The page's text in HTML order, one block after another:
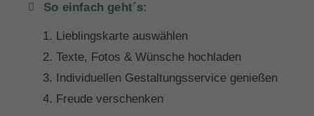
So einfach geht´s:
Lieblingskarte auswählen
Texte, Fotos & Wünsche hochladen
Individuellen Gestaltungsservice genießen
Freude verschenken